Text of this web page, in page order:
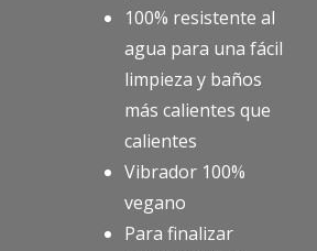
100% resistente al
agua para una fácil
limpieza y baños
más calientes que
calientes
Vibrador 100%
vegano
Para finalizar